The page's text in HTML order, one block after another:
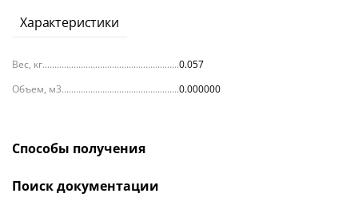
Характеристики
Вес, кг
0.057
Объем, м3
0.000000
Способы получения
Поиск документации